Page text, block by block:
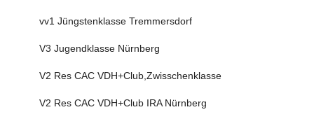
vv1 Jüngstenklasse Tremmersdorf
V3 Jugendklasse Nürnberg
V2 Res CAC VDH+Club,Zwisschenklasse
V2 Res CAC VDH+Club IRA Nürnberg